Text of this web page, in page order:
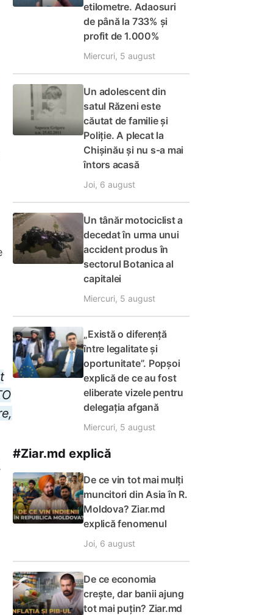
etilometre. Adaosuri
de până la 733% și
profit de 1.000%
Miercuri, 5 august
Un adolescent din
satul Răzeni este
căutat de familie și
Poliție. A plecat la
Chișinău și nu s-a mai
întors acasă
Joi, 6 august
Un tânăr motociclist a
decedat în urma unui
accident produs în
sectorul Botanica al
capitalei
Miercuri, 5 august
„Există o diferență
între legalitate și
oportunitate”. Popșoi
explică de ce au fost
eliberate vizele pentru
delegația afgană
Miercuri, 5 august
#Ziar.md explică
De ce vin tot mai mulți
muncitori din Asia în R.
Moldova? Ziar.md
explică fenomenul
Joi, 6 august
De ce economia
crește, dar banii ajung
tot mai puțin? Ziar.md